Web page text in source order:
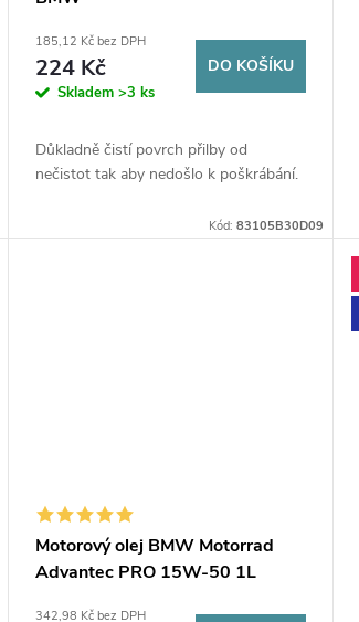
185,12 Kč bez DPH
224 Kč
Skladem >3 ks
DO KOŠÍKU
Důkladně čistí povrch přilby od
nečistot tak aby nedošlo k poškrábání.
Kód: 83105B30D09
Motorový olej BMW Motorrad
Advantec PRO 15W-50 1L
342,98 Kč bez DPH